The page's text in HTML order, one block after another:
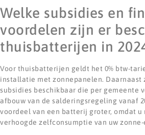
Welke subsidies en
voordelen zijn er
thuisbatterijen in
Voor thuisbatterijen geldt het 0% btw-
installatie met zonnepanelen. Daarnaast
subsidies beschikbaar die per gemeente
afbouw van de salderingsregeling vanaf
voordeel van een batterij groter, omdat u
verhoogde zelfconsumptie van uw